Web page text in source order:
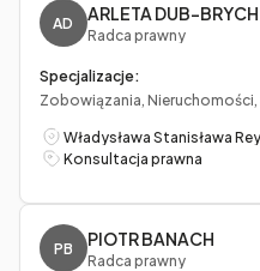
AD ARLETA DUB-BRYCH
Radca prawny
Specjalizacje:
Zobowiązania,
Konsultacja prawna
PB PIOTR BANACH
Radca prawny